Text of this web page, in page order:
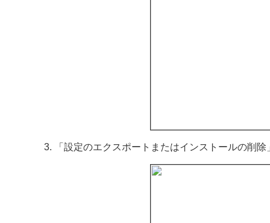
「設定のエクスポートまたはインストールの削